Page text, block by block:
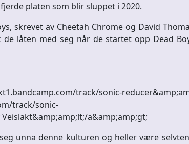
platen som blir sluppet i 2020.
skrevet av Cheetah Chrome og David
låten med seg når de startet opp Dead
track/sonic-
track/sonic-
a&amp;amp;gt;
unna denne kulturen og heller være